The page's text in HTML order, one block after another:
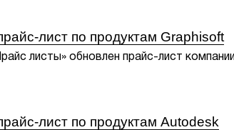
лист по продуктам Graphisoft
листы» обновлен прайс-лист
лист по продуктам Autodesk